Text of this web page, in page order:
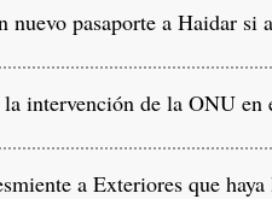
nuevo pasaporte a Haidar si
intervención de la ONU en
a Exteriores que